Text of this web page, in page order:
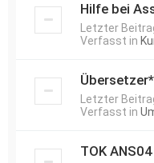
Hilfe bei
Letzter
Verfasst in
Letzter
Verfasst in
TOK